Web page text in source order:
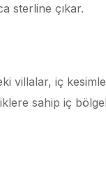
sterline çıkar.
villalar, iç
sahip iç